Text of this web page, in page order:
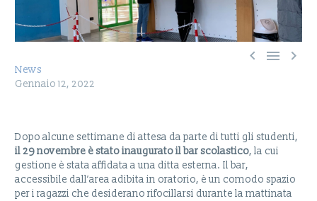
  
News
Gennaio 12, 2022
Dopo alcune settimane di attesa da parte di tutti gli studenti,
il 29 novembre è stato inaugurato il bar scolastico, la cui
gestione è stata affidata a una ditta esterna. Il bar,
accessibile dall’area adibita in oratorio, è un comodo spazio
per i ragazzi che desiderano rifocillarsi durante la mattinata